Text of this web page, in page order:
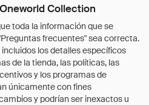
Collection
toda la información que se
frecuentes" sea correcta.
los detalles específicos
de la tienda, las políticas, las
y los programas de
únicamente con fines
y podrían ser inexactos u